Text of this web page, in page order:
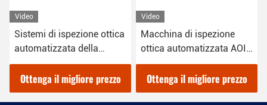
ottica
della
prezzo
Macchina di ispezione
ottica automatizzata AOI
SMT in linea
Ottenga il migliore prezzo
CCD AOI System
Automated
Inspection
SMT (Motore di
ottica
Ottenga il